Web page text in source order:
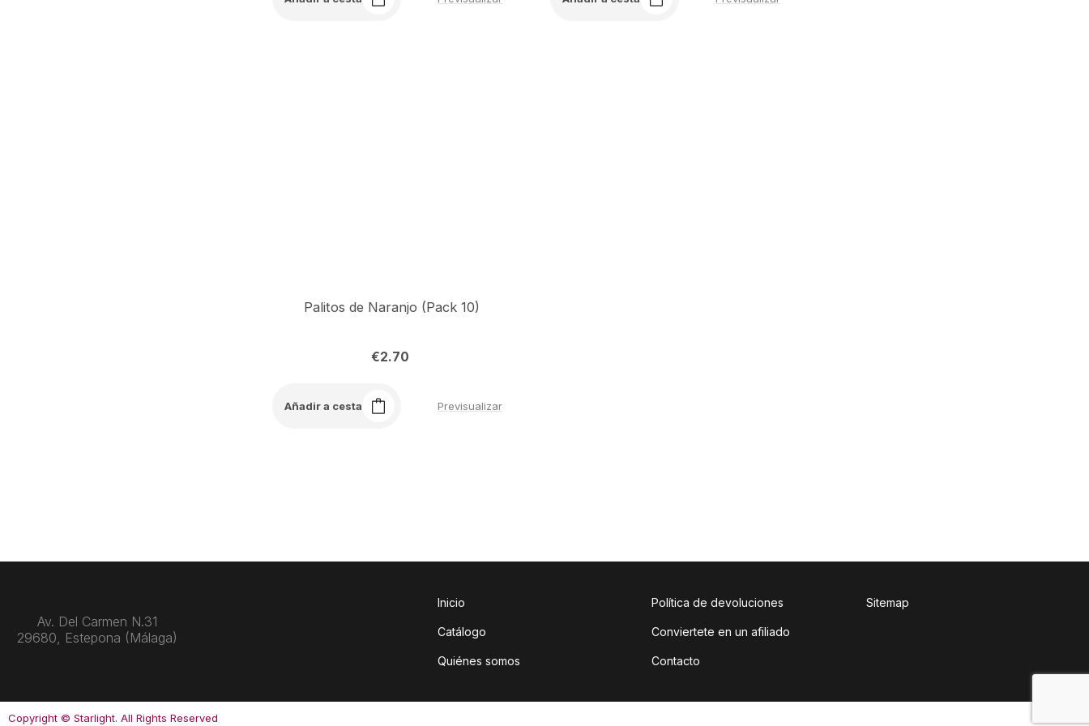
Añadir a cesta Previsualizar
Palitos de Naranjo (Pack 10)
€2.70
Av. Del Carmen N.31
29680, Estepona (Málaga)
Inicio
Catálogo
Quiénes somos
Política de devoluciones
Conviertete en un afiliado
Contacto
Sitemap
Copyright © Starlight. All Rights Reserved